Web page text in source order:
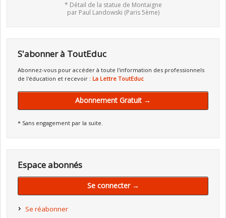
* Détail de la statue de Montaigne
par Paul Landowski (Paris 5ème)
S'abonner à ToutEduc
Abonnez-vous pour accéder à toute l'information des professionnels
de l'éducation et recevoir : La Lettre ToutEduc
Abonnement Gratuit →
* Sans engagement par la suite.
Espace abonnés
Se connecter →
Se réabonner